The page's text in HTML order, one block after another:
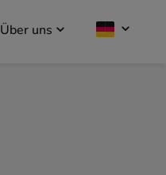
Über uns